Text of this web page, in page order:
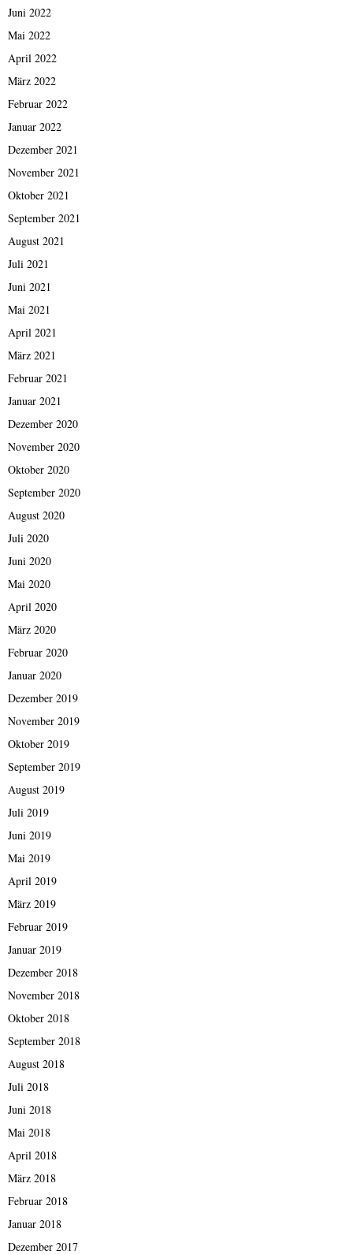
Juni 2022
Mai 2022
April 2022
März 2022
Februar 2022
Januar 2022
Dezember 2021
November 2021
Oktober 2021
September 2021
August 2021
Juli 2021
Juni 2021
Mai 2021
April 2021
März 2021
Februar 2021
Januar 2021
Dezember 2020
November 2020
Oktober 2020
September 2020
August 2020
Juli 2020
Juni 2020
Mai 2020
April 2020
März 2020
Februar 2020
Januar 2020
Dezember 2019
November 2019
Oktober 2019
September 2019
August 2019
Juli 2019
Juni 2019
Mai 2019
April 2019
März 2019
Februar 2019
Januar 2019
Dezember 2018
November 2018
Oktober 2018
September 2018
August 2018
Juli 2018
Juni 2018
Mai 2018
April 2018
März 2018
Februar 2018
Januar 2018
Dezember 2017